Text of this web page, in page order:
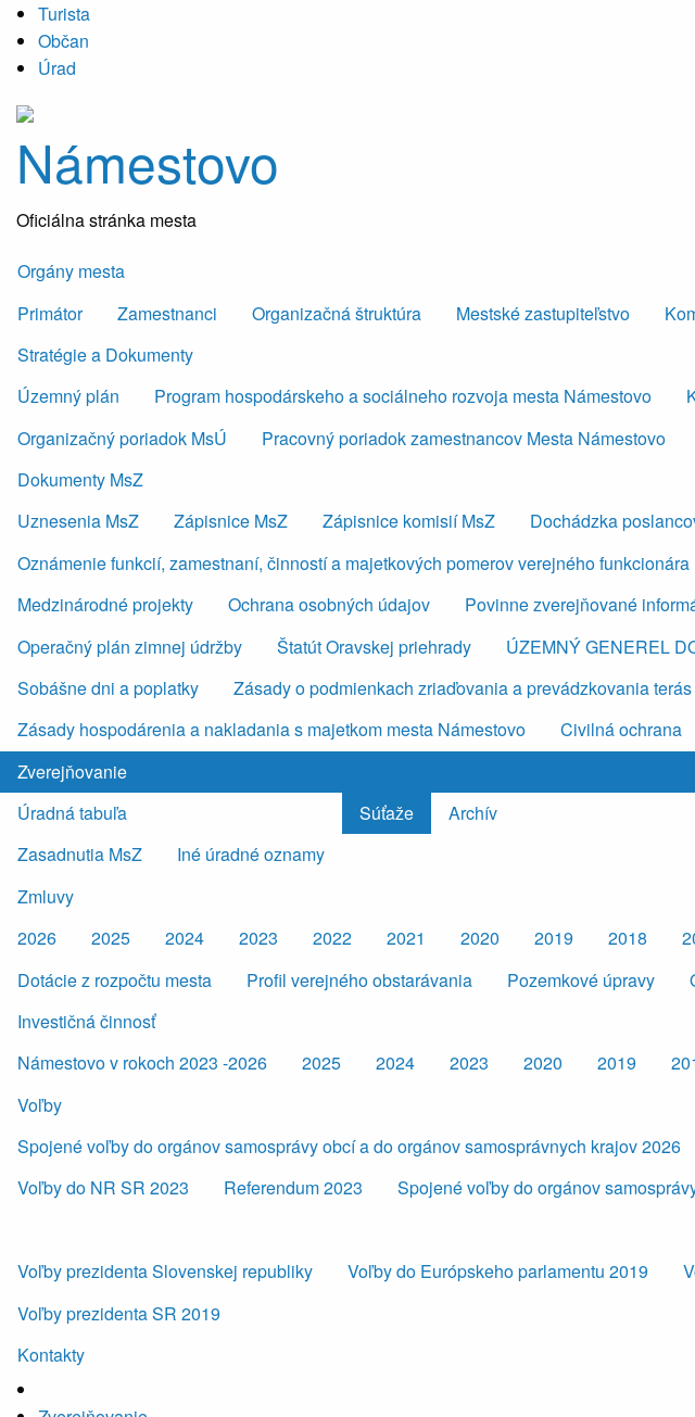
Turista
Občan
Úrad
Námestovo
Oficiálna stránka mesta
Orgány mesta
Primátor
Zamestnanci Organizačná štruktúra Mestské zastupiteľstvo
Stratégie a Dokumenty
Územný plán
Program hospodárskeho a sociálneho rozvoja mesta Námestovo
Organizačný poriadok MsÚ
Pracovný poriadok zamestnancov Mesta Námestovo
Dokumenty MsZ
Uznesenia MsZ
Zápisnice MsZ Zápisnice komisií MsZ
Dochádzka
Oznámenie funkcií, zamestnaní, činností a majetkových pomerov verejného funkcionára
Medzinárodné projekty
Ochrana osobných údajov Povinne zverejňované
Operačný plán zimnej údržby
Štatút Oravskej priehrady ÚZEMNÝ GENEREL
Sobášne dni a poplatky
Zásady o podmienkach zriaďovania a prevádzkovania terás
Zásady hospodárenia a nakladania s majetkom mesta Námestovo
Civilná ochrana
Zverejňovanie
Úradná tabuľa
Zasadnutia MsZ
Iné úradné oznamy
Súťaže Archív
Zmluvy
2026
2025 2024 2023 2022 2021 2020 2019 2018
Dotácie z rozpočtu mesta Profil verejného obstarávania Pozemkové úpravy
Investičná činnosť
Námestovo v rokoch 2023 -2026
2025 2024 2023 2020 2019
Voľby
Spojené voľby do orgánov samosprávy obcí a do orgánov samosprávnych krajov 2026
Voľby do NR SR 2023
Referendum 2023 Spojené voľby do orgánov
Voľby prezidenta Slovenskej republiky
Voľby prezidenta SR 2019
Voľby do Európskeho parlamentu 2019
Kontakty